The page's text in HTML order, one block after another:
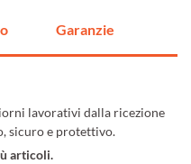
Garanzie
lavorativi dalla ricezione
sicuro e protettivo.
articoli.